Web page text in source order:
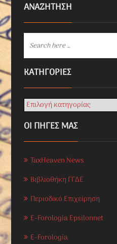
ΑΝΑΖΗΤΗΣΗ
KΑΤΗΓΟΡΊΕΣ
ΟΙ ΠΗΓΕΣ ΜΑΣ
TaxHeaven News
Βιβλιοθήκη ΓΓΔΕ
Περιοδικό Επιχείρηση
E-Forologia Epsilonnet
E-Forologia